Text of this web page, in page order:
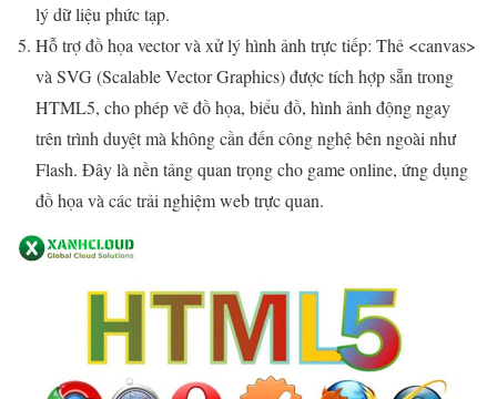
lý dữ liệu phức tạp.
Hỗ trợ đồ họa vector và xử lý hình ảnh trực tiếp: Thẻ <canvas>
và SVG (Scalable Vector Graphics) được tích hợp sẵn trong
HTML5, cho phép vẽ đồ họa, biểu đồ, hình ảnh động ngay
trên trình duyệt mà không cần đến công nghệ bên ngoài như
Flash. Đây là nền tảng quan trọng cho game online, ứng dụng
đồ họa và các trải nghiệm web trực quan.